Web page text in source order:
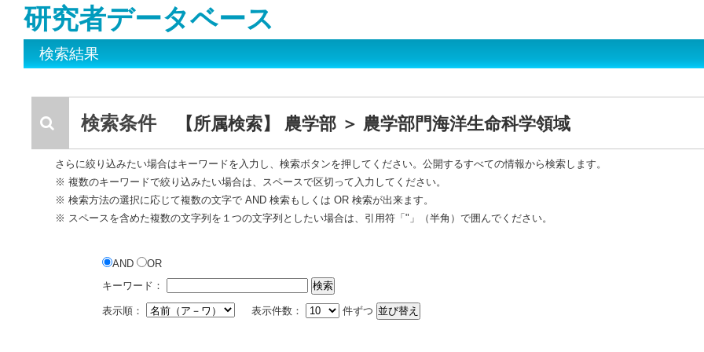
研究者データベース
検索結果
検索条件 【所属検索】 農学部 ＞ 農学部門海洋生命科学領域
さらに絞り込みたい場合はキーワードを入力し、検索ボタンを押してください。公開するすべての情報から検索します。
※ 複数のキーワードで絞り込みたい場合は、スペースで区切って入力してください。
※ 検索方法の選択に応じて複数の文字で AND 検索もしくは OR 検索が出来ます。
※ スペースを含めた複数の文字列を１つの文字列としたい場合は、引用符「"」（半角）で囲んでください。
AND
OR
キーワード：
表示順： 表示件数： 件ずつ